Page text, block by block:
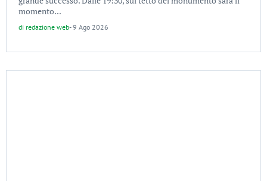
momento...
di redazione web-9 Ago 2026